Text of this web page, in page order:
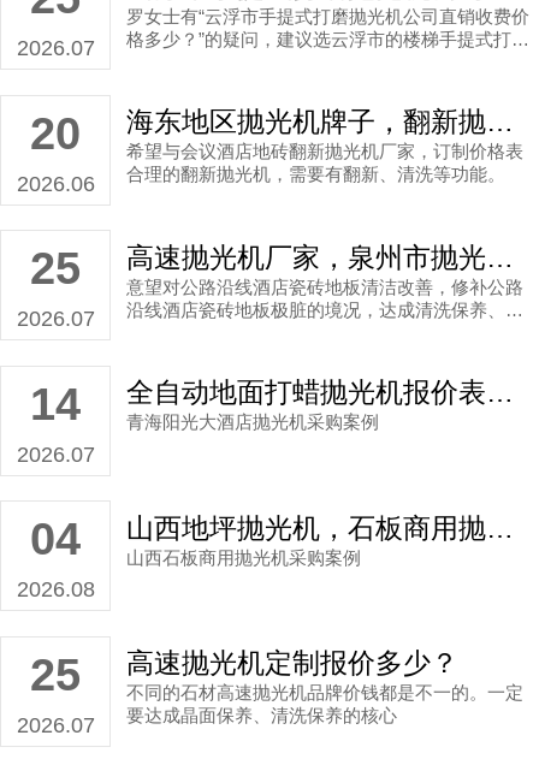
2026.07
罗女士有“云浮市手提式打磨抛光机公司直销收费价
格多少？”的疑问，建议选云浮市的楼梯手提式打磨
20
2026.06
海东地区抛光机牌子，翻新抛光机厂家直销案例
希望与会议酒店地砖翻新抛光机厂家，订制价格表
合理的翻新抛光机，需要有翻新、清洗等功能。
25
2026.07
高速抛光机厂家，泉州市抛光机厂家直销案例
意望对公路沿线酒店瓷砖地板清洁改善，修补公路
沿线酒店瓷砖地板极脏的境况，达成清洗保养、清
14
2026.07
全自动地面打蜡抛光机报价表，抛光机厂家直销案例
青海阳光大酒店抛光机采购案例
04
2026.08
山西地坪抛光机，石板商用抛光机生产厂家直销案例
山西石板商用抛光机采购案例
25
2026.07
高速抛光机定制报价多少？
不同的石材高速抛光机品牌价钱都是不一的。一定
要达成晶面保养、清洗保养的核心